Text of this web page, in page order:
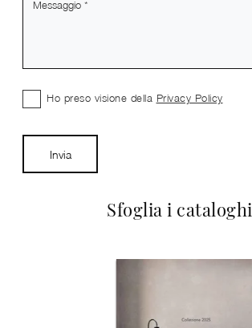
Sfoglia i cataloghi
Ho preso visione della Privacy Policy
Invia